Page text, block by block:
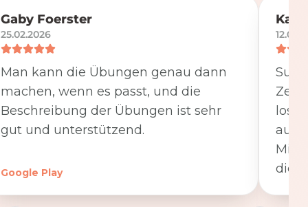
Gaby Foerster
25.02.2026
Man kann die Übungen genau dann
machen, wenn es passt, und die
Beschreibung der Übungen ist sehr
gut und unterstützend.
Google Play
Zeit
die